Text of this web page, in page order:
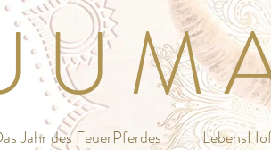
U M
Jahr des FeuerPferdes